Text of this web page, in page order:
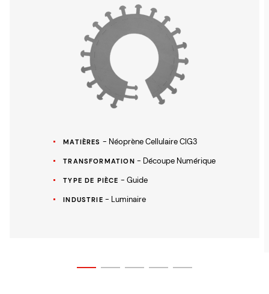
MATIÈRES - Néoprène Cellulaire CIG3
TRANSFORMATION - Découpe Numérique
TYPE DE PIÈCE - Guide
INDUSTRIE - Luminaire